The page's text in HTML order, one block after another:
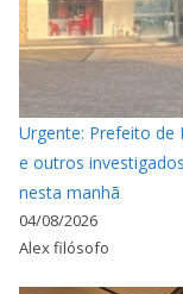
Urgente: Prefeito de
e outros
nesta manhã
04/08/2026
Alex filósofo